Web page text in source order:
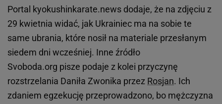
Portal kyokushinkarate.news dodaje, że na zdjęciu z
29 kwietnia widać, jak Ukrainiec ma na sobie te
same ubrania, które nosił na materiale przesłanym
siedem dni wcześniej. Inne źródło
Svoboda.org pisze podaje z kolei przyczynę
rozstrzelania Daniła Zwonika przez Rosjan. Ich
zdaniem egzekucję przeprowadzono, bo mężczyzna